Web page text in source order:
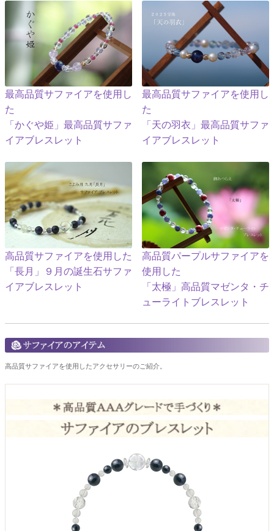
最高品質サファイアを使用し
た
「かぐや姫」最高品質サファ
イアブレスレット
最高品質サファイアを使用し
た
「天の羽衣」最高品質サファ
イアブレスレット
高品質サファイアを使用した
「長月」９月の誕生石サファ
イアブレスレット
高品質パープルサファイアを
使用した
「太極」高品質マゼンタ・チ
ューライトブレスレット
高品質サファイアを使用したアクセサリーのご紹介。